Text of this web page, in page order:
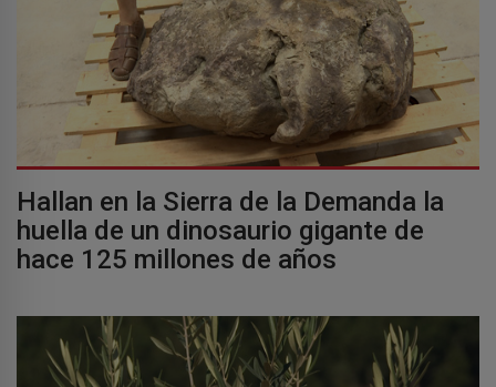
Hallan en la Sierra de la Demanda la
huella de un dinosaurio gigante de
hace 125 millones de años